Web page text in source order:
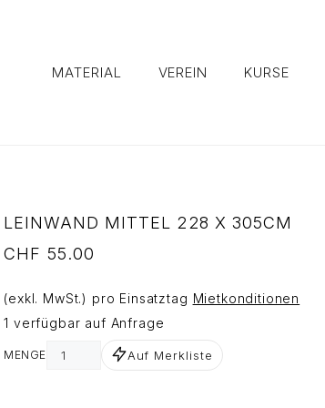
MATERIAL VEREIN KURSE
LEINWAND MITTEL 228 X 305CM
CHF 55.00
(exkl. MwSt.) pro Einsatztag Mietkonditionen
1 verfügbar auf Anfrage
MENGE Auf Merkliste